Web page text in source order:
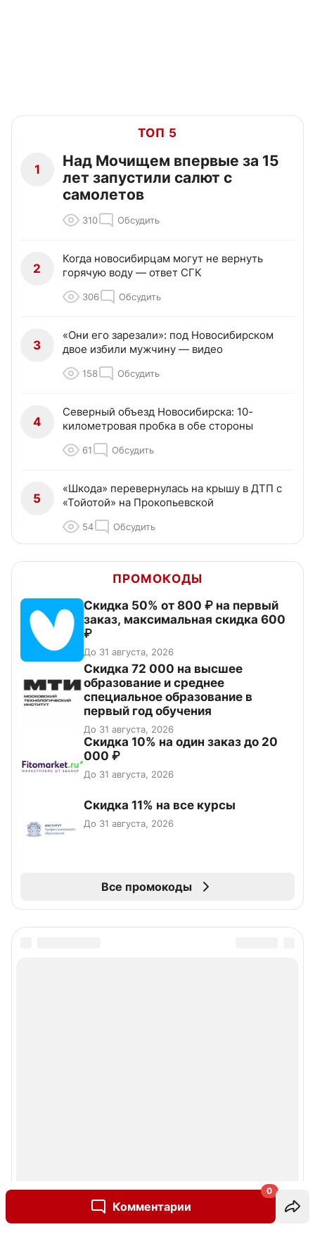
Комментарии
0
ТОП 5
1
Над Мочищем впервые за 15
лет запустили салют с
самолетов
310 Обсудить
2
Когда новосибирцам могут не вернуть
горячую воду — ответ СГК
306 Обсудить
3
«Они его зарезали»: под Новосибирском
двое избили мужчину — видео
158 Обсудить
4
Северный объезд Новосибирска: 10-
километровая пробка в обе стороны
61 Обсудить
5
«Шкода» перевернулась на крышу в ДТП с
«Тойотой» на Прокопьевской
54 Обсудить
ПРОМОКОДЫ
Скидка 50% от 800 ₽ на первый
заказ, максимальная скидка 600
₽
До 31 августа, 2026
Скидка 72 000 на высшее
образование и среднее
специальное образование в
первый год обучения
До 31 августа, 2026
Скидка 10% на один заказ до 20
000 ₽
До 31 августа, 2026
Скидка 11% на все курсы
До 31 августа, 2026
Все промокоды